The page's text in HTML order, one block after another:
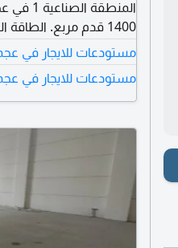
65000 درهم
استراتيجي مع سهولة
الفوري. تواصلوا معنا
مستودعات للايجار في
مستودعات للايجار في